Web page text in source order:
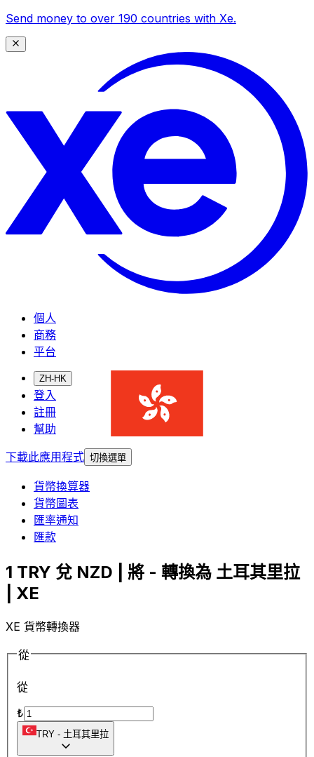
Send money to over 190 countries with Xe.
個人
商務
平台
ZH-HK
登入
註冊
幫助
下載此應用程式 切換選單
貨幣換算器
貨幣圖表
匯率通知
匯款
1 TRY 兌 NZD | 將 - 轉換為 土耳其里拉
| XE
XE 貨幣轉換器
從
從
₺
TRY - 土耳其里拉